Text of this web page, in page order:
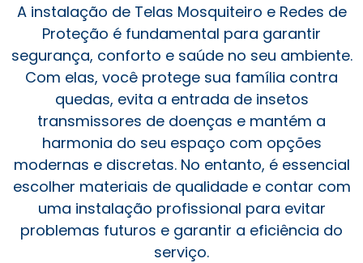
A instalação de Telas Mosquiteiro e Redes de
Proteção é fundamental para garantir
segurança, conforto e saúde no seu ambiente.
Com elas, você protege sua família contra
quedas, evita a entrada de insetos
transmissores de doenças e mantém a
harmonia do seu espaço com opções
modernas e discretas. No entanto, é essencial
escolher materiais de qualidade e contar com
uma instalação profissional para evitar
problemas futuros e garantir a eficiência do
serviço.